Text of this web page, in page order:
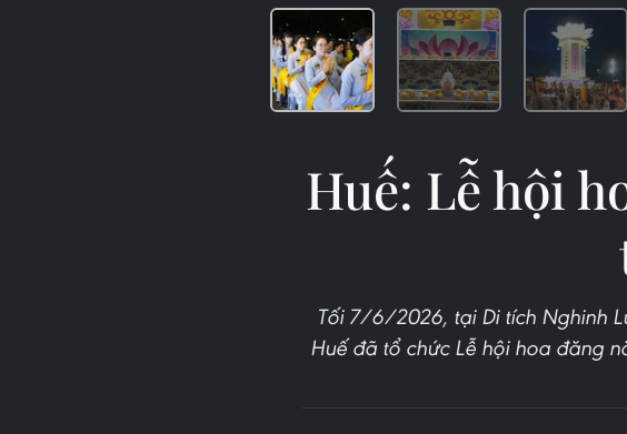
Huế: Lễ hội
Tối 7/6/2026, tại Di tích Nghinh
Huế đã tổ chức Lễ hội hoa đăng